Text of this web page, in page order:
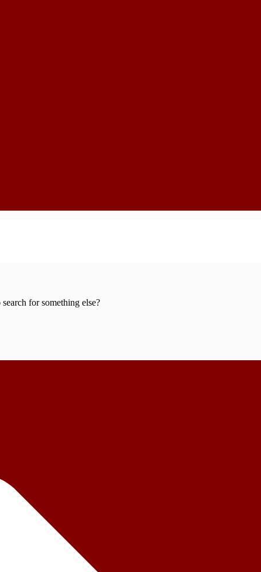
for something else?